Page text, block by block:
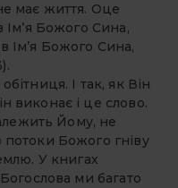
має життя. Оце
Ім’я Божого Сина,
Ім’я Божого Сина,
І так, як Він
виконає і це слово.
Йому, не
Божого гніву
У книгах
ми багато